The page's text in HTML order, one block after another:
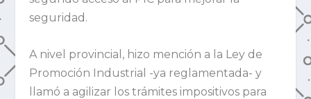
seguridad.
A nivel provincial, hizo mención a la Ley de
Promoción Industrial -ya reglamentada- y
llamó a agilizar los trámites impositivos para